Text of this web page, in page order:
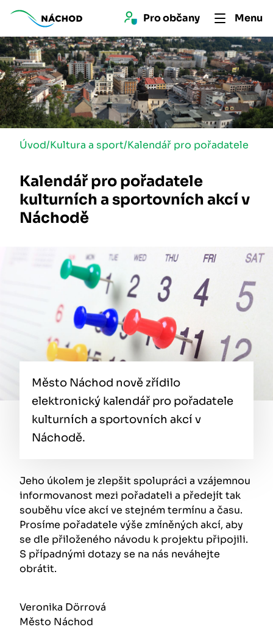
Pro občany Menu
Úvod/Kultura a sport/Kalendář pro pořadatele
Kalendář pro pořadatele
kulturních a sportovních akcí v
Náchodě
Město Náchod nově zřídilo
elektronický kalendář pro pořadatele
kulturních a sportovních akcí v
Náchodě.
Jeho úkolem je zlepšit spolupráci a vzájemnou
informovanost mezi pořadateli a předejít tak
souběhu více akcí ve stejném termínu a času.
Prosíme pořadatele výše zmíněných akcí, aby
se dle přiloženého návodu k projektu připojili.
S případnými dotazy se na nás neváhejte
obrátit.
Veronika Dörrová
Město Náchod